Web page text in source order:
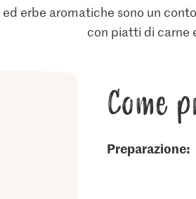
erbe aromatiche sono un
con piatti di carne
Come
Preparazione: